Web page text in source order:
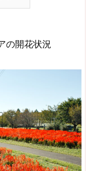
の開花状況